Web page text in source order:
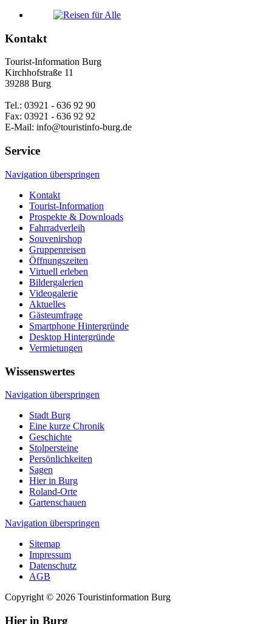
Kontakt
Tourist-Information Burg
Kirchhofstraße 11
39288 Burg
Tel.: 03921 - 636 92 90
Fax: 03921 - 636 92 92
E-Mail: info@touristinfo-burg.de
Service
Navigation überspringen
Kontakt
Tourist-Information
Prospekte & Downloads
Fahrradverleih
Souvenirshop
Gruppenreisen
Öffnungszeiten
Virtuell erleben
Bildergalerien
Videogalerie
Aktuelles
Gästeumfrage
Smartphone Hintergründe
Desktop Hintergründe
Vermietungen
Wissenswertes
Navigation überspringen
Stadt Burg
Eine kurze Chronik
Geschichte
Stolpersteine
Persönlichkeiten
Sagen
Hier in Burg
Roland-Orte
Gartenschauen
Navigation überspringen
Sitemap
Impressum
Datenschutz
AGB
Copyright © 2026 Touristinformation Burg
Hier in Burg